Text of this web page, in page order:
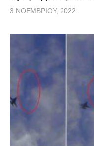
3 ΝΟΕΜΒΡΊΟΥ, 2022